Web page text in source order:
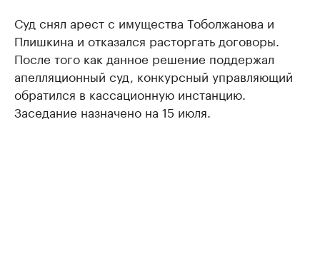
Суд снял арест с имущества Тоболжанова и
Плишкина и отказался расторгать договоры.
После того как данное решение поддержал
апелляционный суд, конкурсный управляющий
обратился в кассационную инстанцию.
Заседание назначено на 15 июля.